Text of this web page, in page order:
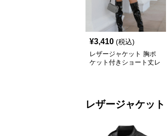
¥3,410 (税込)
レザージャケット 胸ポ
ケット付きショート丈レ
レザージャケット